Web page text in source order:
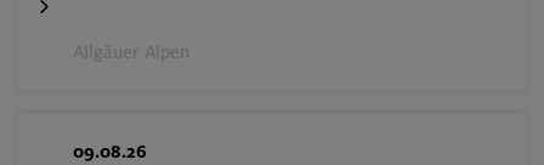
Allgäuer Alpen
09.08.26